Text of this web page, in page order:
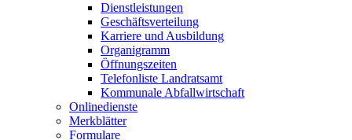
Dienstleistungen
Geschäftsverteilung
Karriere und Ausbildung
Organigramm
Öffnungszeiten
Telefonliste Landratsamt
Kommunale Abfallwirtschaft
Onlinedienste
Merkblätter
Formulare